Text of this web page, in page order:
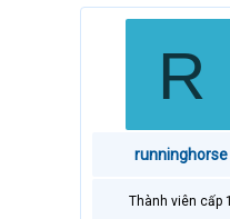
à
i
R
runninghorse
Thành viên cấp 1